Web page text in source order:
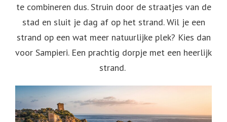
te combineren dus. Struin door de straatjes van de
stad en sluit je dag af op het strand. Wil je een
strand op een wat meer natuurlijke plek? Kies dan
voor Sampieri. Een prachtig dorpje met een heerlijk
strand.